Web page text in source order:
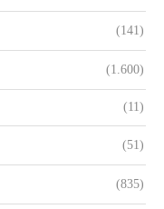
(141)
(1.600)
(11)
(51)
(835)